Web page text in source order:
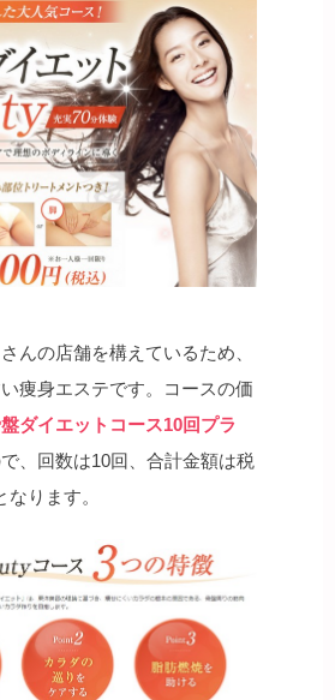
んの店舗を構えているため、
痩身エステです。コースの価
盤ダイエットコース10回プラ
、回数は10回、合計金額は税
ります。